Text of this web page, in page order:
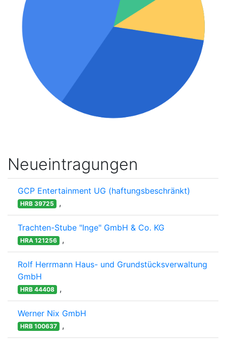
Neueintragungen
GCP Entertainment UG (haftungsbeschränkt)
HRB 39725 ,
Trachten-Stube "Inge" GmbH & Co. KG
HRA 121256 ,
Rolf Herrmann Haus- und Grundstücksverwaltung
GmbH
HRB 44408 ,
Werner Nix GmbH
HRB 100637 ,